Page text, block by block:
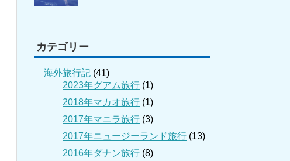
カテゴリー
海外旅行記 (41)
2023年グアム旅行 (1)
2018年マカオ旅行 (1)
2017年マニラ旅行 (3)
2017年ニュージーランド旅行 (13)
2016年ダナン旅行 (8)